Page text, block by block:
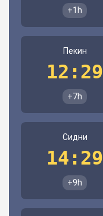
+1h
Пекин
12:29
+7h
Сидни
14:29
+9h